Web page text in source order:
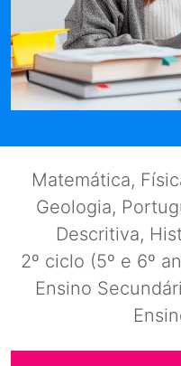
Matemática,
Geologia,
Descritiva,
2º ciclo (5º e 6º
Ensino